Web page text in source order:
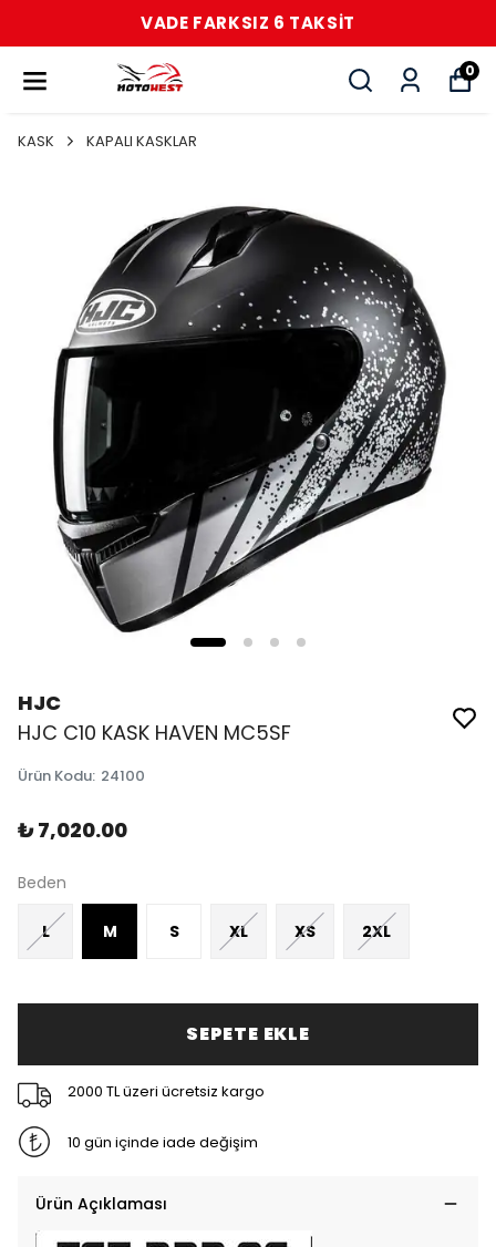
VADE FARKSIZ 6 TAKSİT
0
KASK KAPALI KASKLAR
HJC
HJC C10 KASK HAVEN MC5SF
Ürün Kodu: 24100
₺ 7,020.00
Beden
L M S XL XS 2XL
SEPETE EKLE
2000 TL üzeri ücretsiz kargo
10 gün içinde iade değişim
Ürün Açıklaması